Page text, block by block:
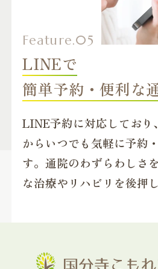
LINEで
簡単予約・便利な
LINE予約に対応しており
からいつでも気軽に予約
す。通院のわずらわしさ
な治療やリハビリを後押